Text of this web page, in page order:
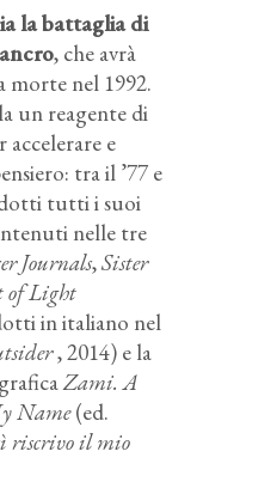
la battaglia di
, che avrà
morte nel 1992.
un reagente di
accelerare e
tra il ’77 e
tutti i suoi
nelle tre
Journals,Sister
of Light
in italiano nel
, 2014) e la
Zami. A
Name(ed.
riscrivo il mio